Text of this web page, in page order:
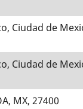
Ciudad de
Ciudad de
MX, 27400